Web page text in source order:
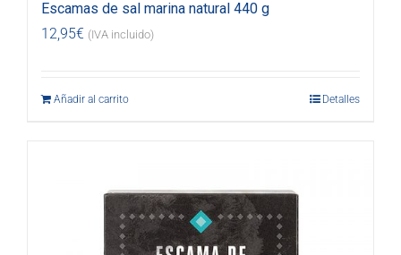
Escamas de sal marina natural 440 g
12,95€ (IVA incluido)
Añadir al carrito Detalles